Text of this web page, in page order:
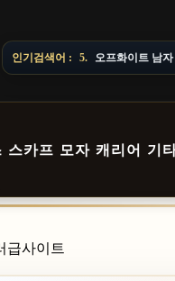
상담창으로 문의해 주세요.
인기검색어 : 5. 오프화이트 남
스카프 모자 캐리어 기
급사이트